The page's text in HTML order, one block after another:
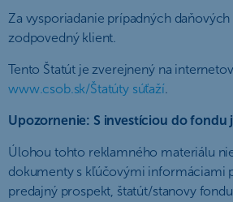
Za vysporiadanie prípadných
zodpovedný klient.
Tento Štatút je zverejnený na
www.csob.sk/Štatúty súťaží.
Upozornenie: S investíciou do fondu
Úlohou tohto reklamného materiálu
dokumenty s kľúčovými informáciami
predajný prospekt, štatút/stanovy